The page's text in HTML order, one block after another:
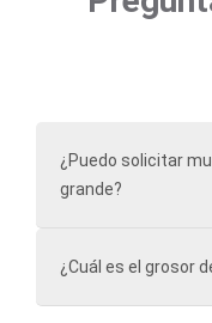
¿Puedo solicitar
grande?
¿Cuál es el grosor